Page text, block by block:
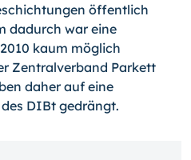
öffentlich
dadurch war eine
kaum möglich
Zentralverband Parkett
daher auf eine
DIBt gedrängt.